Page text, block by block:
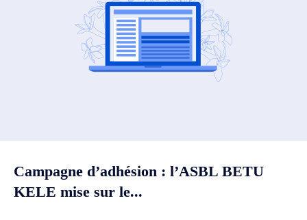
Campagne d’adhésion : l’ASBL BETU
KELE mise sur le...